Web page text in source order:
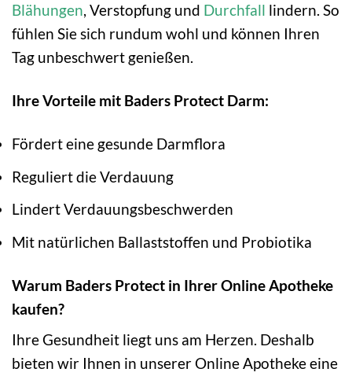
Blähungen, Verstopfung und Durchfall lindern. So
fühlen Sie sich rundum wohl und können Ihren
Tag unbeschwert genießen.
Ihre Vorteile mit Baders Protect Darm:
Fördert eine gesunde Darmflora
Reguliert die Verdauung
Lindert Verdauungsbeschwerden
Mit natürlichen Ballaststoffen und Probiotika
Warum Baders Protect in Ihrer Online Apotheke
kaufen?
Ihre Gesundheit liegt uns am Herzen. Deshalb
bieten wir Ihnen in unserer Online Apotheke eine